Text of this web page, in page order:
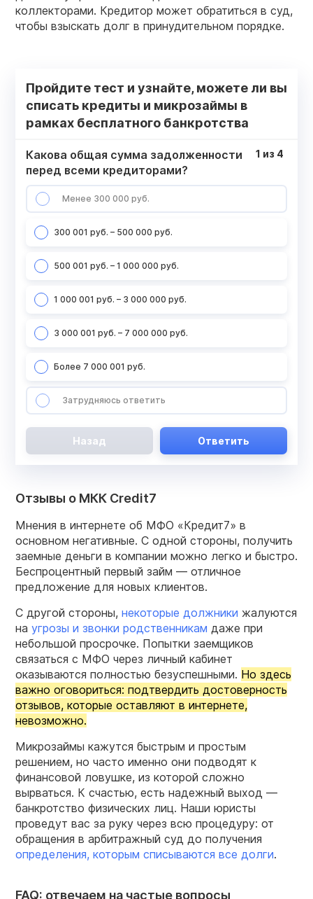
коллекторами. Кредитор может обратиться в суд,
чтобы взыскать долг в принудительном порядке.
Пройдите тест и узнайте, можете ли вы
списать кредиты и микрозаймы в
рамках бесплатного банкротства
Какова общая сумма задолженности
перед всеми кредиторами?
Менее 300 000 руб.
300 001 руб. – 500 000 руб.
500 001 руб. – 1 000 000 руб.
1 000 001 руб. – 3 000 000 руб.
3 000 001 руб. – 7 000 000 руб.
Более 7 000 001 руб.
Затрудняюсь ответить
1 из 4
Назад Ответить
Отзывы о МКК Credit7
Мнения в интернете об МФО «Кредит7» в
основном негативные. С одной стороны, получить
заемные деньги в компании можно легко и быстро.
Беспроцентный первый займ — отличное
предложение для новых клиентов.
С другой стороны, некоторые должники жалуются
на угрозы и звонки родственникам даже при
небольшой просрочке. Попытки заемщиков
связаться с МФО через личный кабинет
оказываются полностью безуспешными. Но здесь
важно оговориться: подтвердить достоверность
отзывов, которые оставляют в интернете,
невозможно.
Микрозаймы кажутся быстрым и простым
решением, но часто именно они подводят к
финансовой ловушке, из которой сложно
вырваться. К счастью, есть надежный выход —
банкротство физических лиц. Наши юристы
проведут вас за руку через всю процедуру: от
обращения в арбитражный суд до получения
определения, которым списываются все долги.
FAQ: отвечаем на частые вопросы